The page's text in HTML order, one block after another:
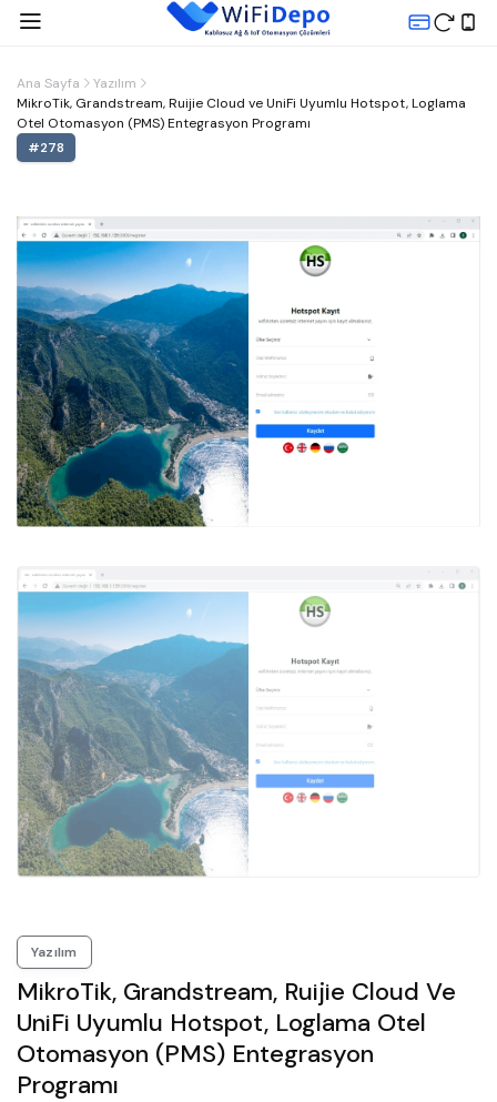
Ana Sayfa
Yazılım
MikroTik, Grandstream, Ruijie Cloud ve UniFi Uyumlu Hotspot, Loglama
Otel Otomasyon (PMS) Entegrasyon Programı
#278
Yazılım
MikroTik, Grandstream, Ruijie Cloud Ve
UniFi Uyumlu Hotspot, Loglama Otel
Otomasyon (PMS) Entegrasyon
Programı